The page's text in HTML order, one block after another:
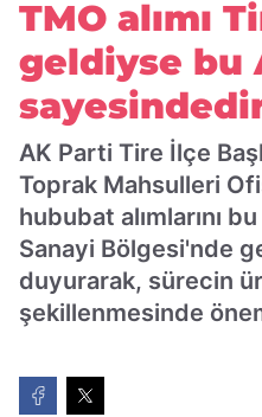
TMO alımı
geldiyse bu
AK Parti Tire İlçe
Toprak Mahsulleri
hububat alımlarını
Sanayi Bölgesi'nde
duyurarak, sürecin
şekillenmesinde